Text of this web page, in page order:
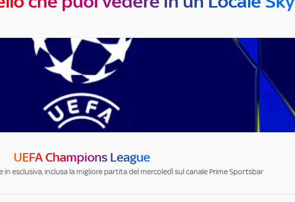
UEFA Champions League
esclusiva, inclusa la migliore partita del mercoledì sul canale Prime Sportsbar